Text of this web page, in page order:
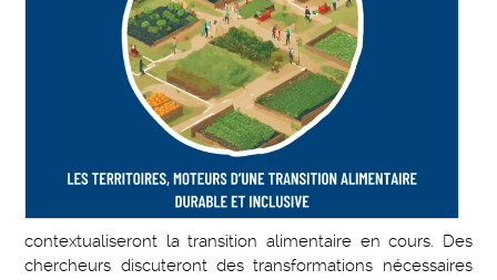
contextualiseront la transition alimentaire en cours. Des
chercheurs discuteront des transformations nécessaires